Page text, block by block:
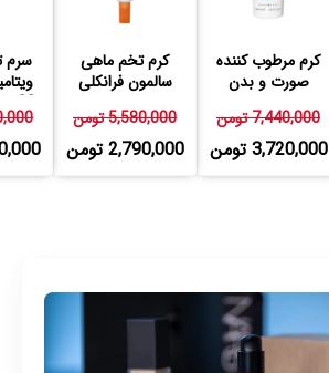
کرم مرطوب کننده
صورت و بدن
7,440,000 تومن
3,720,000 تومن
کرم تخم ماهی
سالمون فرانکلی
5,580,000 تومن
2,790,000 تومن
سرم
23 درصد فرانکلی